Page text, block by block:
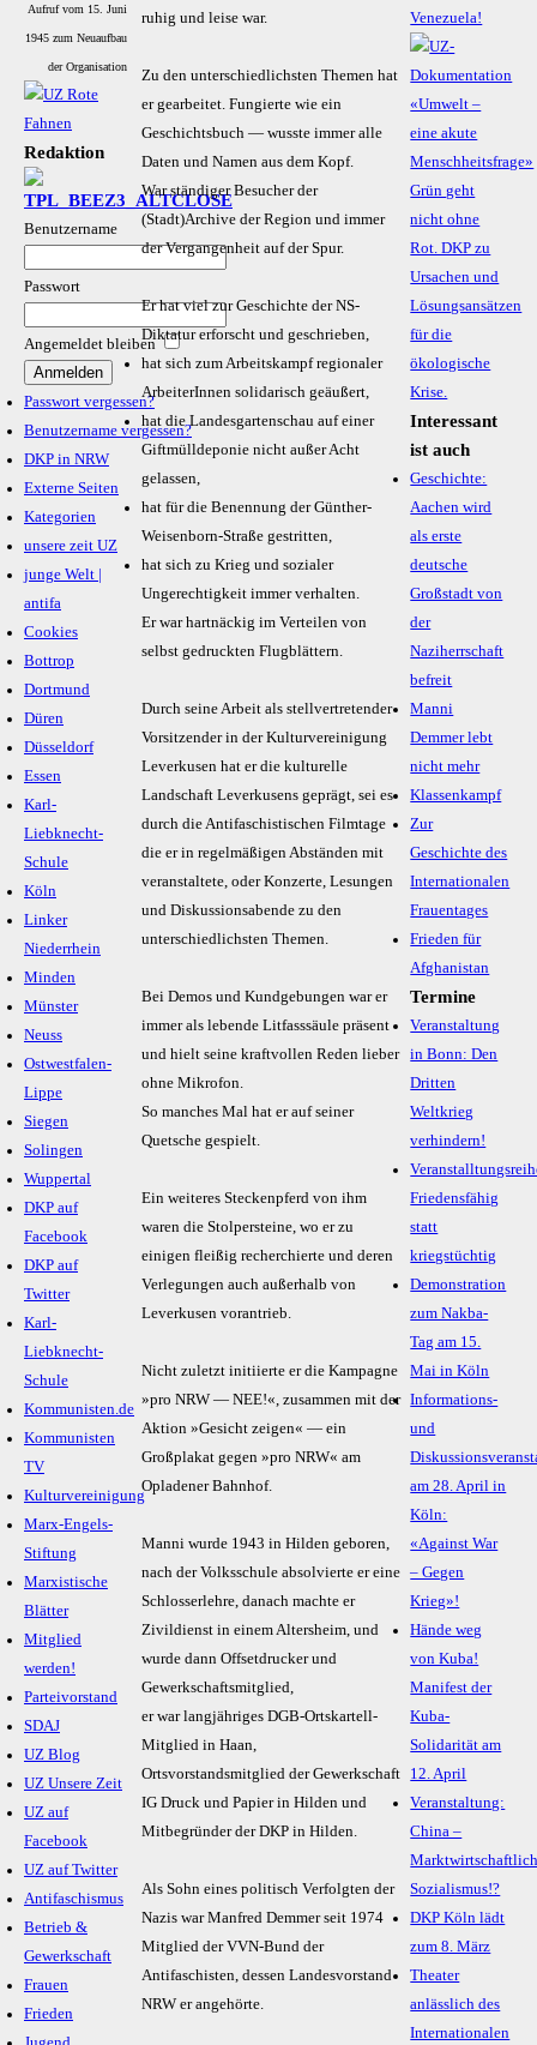
Aufruf vom 15. Juni
1945 zum Neuaufbau
der Organisation
Redaktion
Benutzername
Passwort
Angemeldet bleiben
Passwort vergessen?
Benutzername vergessen?
DKP in NRW
Externe Seiten
Kategorien
unsere zeit UZ
junge Welt |
antifa
Cookies
Bottrop
Dortmund
Düren
Düsseldorf
Essen
Karl-
Liebknecht-
Schule
Köln
Linker
Niederrhein
Minden
Münster
Neuss
Ostwestfalen-
Lippe
Siegen
Solingen
Wuppertal
DKP auf
Facebook
DKP auf
Twitter
Karl-
Liebknecht-
Schule
Kommunisten.de
Kommunisten
TV
Kulturvereinigung
Marx-Engels-
Stiftung
Marxistische
Blätter
Mitglied
werden!
Parteivorstand
SDAJ
UZ Blog
UZ Unsere Zeit
UZ auf
Facebook
UZ auf Twitter
Antifaschismus
Betrieb &
Gewerkschaft
Frauen
Frieden
ruhig und leise war.
Zu den unterschiedlichsten Themen hat
er gearbeitet. Fungierte wie ein
Geschichtsbuch — wusste immer alle
Daten und Namen aus dem Kopf.
War ständiger Besucher der
(Stadt)Archive der Region und immer
der Vergangenheit auf der Spur.
Er hat viel zur Geschichte der NS-
Diktatur erforscht und geschrieben,
hat sich zum Arbeitskampf regionaler
ArbeiterInnen solidarisch geäußert,
hat die Landesgartenschau auf einer
Giftmülldeponie nicht außer Acht
gelassen,
hat für die Benennung der Günther-
Weisenborn-Straße gestritten,
hat sich zu Krieg und sozialer
Ungerechtigkeit immer verhalten.
Er war hartnäckig im Verteilen von
selbst gedruckten Flugblättern.
Durch seine Arbeit als stellvertretender
Vorsitzender in der Kulturvereinigung
Leverkusen hat er die kulturelle
Landschaft Leverkusens geprägt, sei es
durch die Antifaschistischen Filmtage
die er in regelmäßigen Abständen mit
veranstaltete, oder Konzerte, Lesungen
und Diskussionsabende zu den
unterschiedlichsten Themen.
Bei Demos und Kundgebungen war er
immer als lebende Litfasssäule präsent
und hielt seine kraftvollen Reden lieber
ohne Mikrofon.
So manches Mal hat er auf seiner
Quetsche gespielt.
Ein weiteres Steckenpferd von ihm
waren die Stolpersteine, wo er zu
einigen fleißig recherchierte und deren
Verlegungen auch außerhalb von
Leverkusen vorantrieb.
Nicht zuletzt initiierte er die Kampagne
»pro NRW — NEE!«, zusammen mit der
Aktion »Gesicht zeigen« — ein
Großplakat gegen »pro NRW« am
Opladener Bahnhof.
Manni wurde 1943 in Hilden geboren,
nach der Volksschule absolvierte er eine
Schlosserlehre, danach machte er
Zivildienst in einem Altersheim, und
wurde dann Offsetdrucker und
Gewerkschaftsmitglied,
er war langjähriges DGB-Ortskartell-
Mitglied in Haan,
Ortsvorstandsmitglied der Gewerkschaft
IG Druck und Papier in Hilden und
Mitbegründer der DKP in Hilden.
Als Sohn eines politisch Verfolgten der
Nazis war Manfred Demmer seit 1974
Mitglied der VVN-Bund der
Antifaschisten, dessen Landesvorstand
NRW er angehörte.
Venezuela!
Interessant
ist auch
Geschichte:
Aachen wird
als erste
deutsche
Großstadt von
der
Naziherrschaft
befreit
Manni
Demmer lebt
nicht mehr
Klassenkampf
Zur
Geschichte des
Internationalen
Frauentages
Frieden für
Afghanistan
Termine
Veranstaltung
in Bonn: Den
Dritten
Weltkrieg
verhindern!
Friedensfähig
statt
kriegstüchtig
Demonstration
zum Nakba-
Tag am 15.
Mai in Köln
Informations-
und
am 28. April in
Köln:
«Against War
– Gegen
Krieg»!
Hände weg
von Kuba!
Manifest der
Kuba-
Solidarität am
12. April
Veranstaltung:
China –
Sozialismus!?
DKP Köln lädt
zum 8. März
Theater
anlässlich des
Internationalen